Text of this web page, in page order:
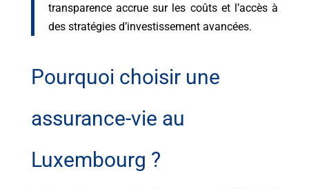
transparence accrue sur les coûts et l’accès à
des stratégies d’investissement avancées.
Pourquoi choisir une
assurance-vie au
Luxembourg ?